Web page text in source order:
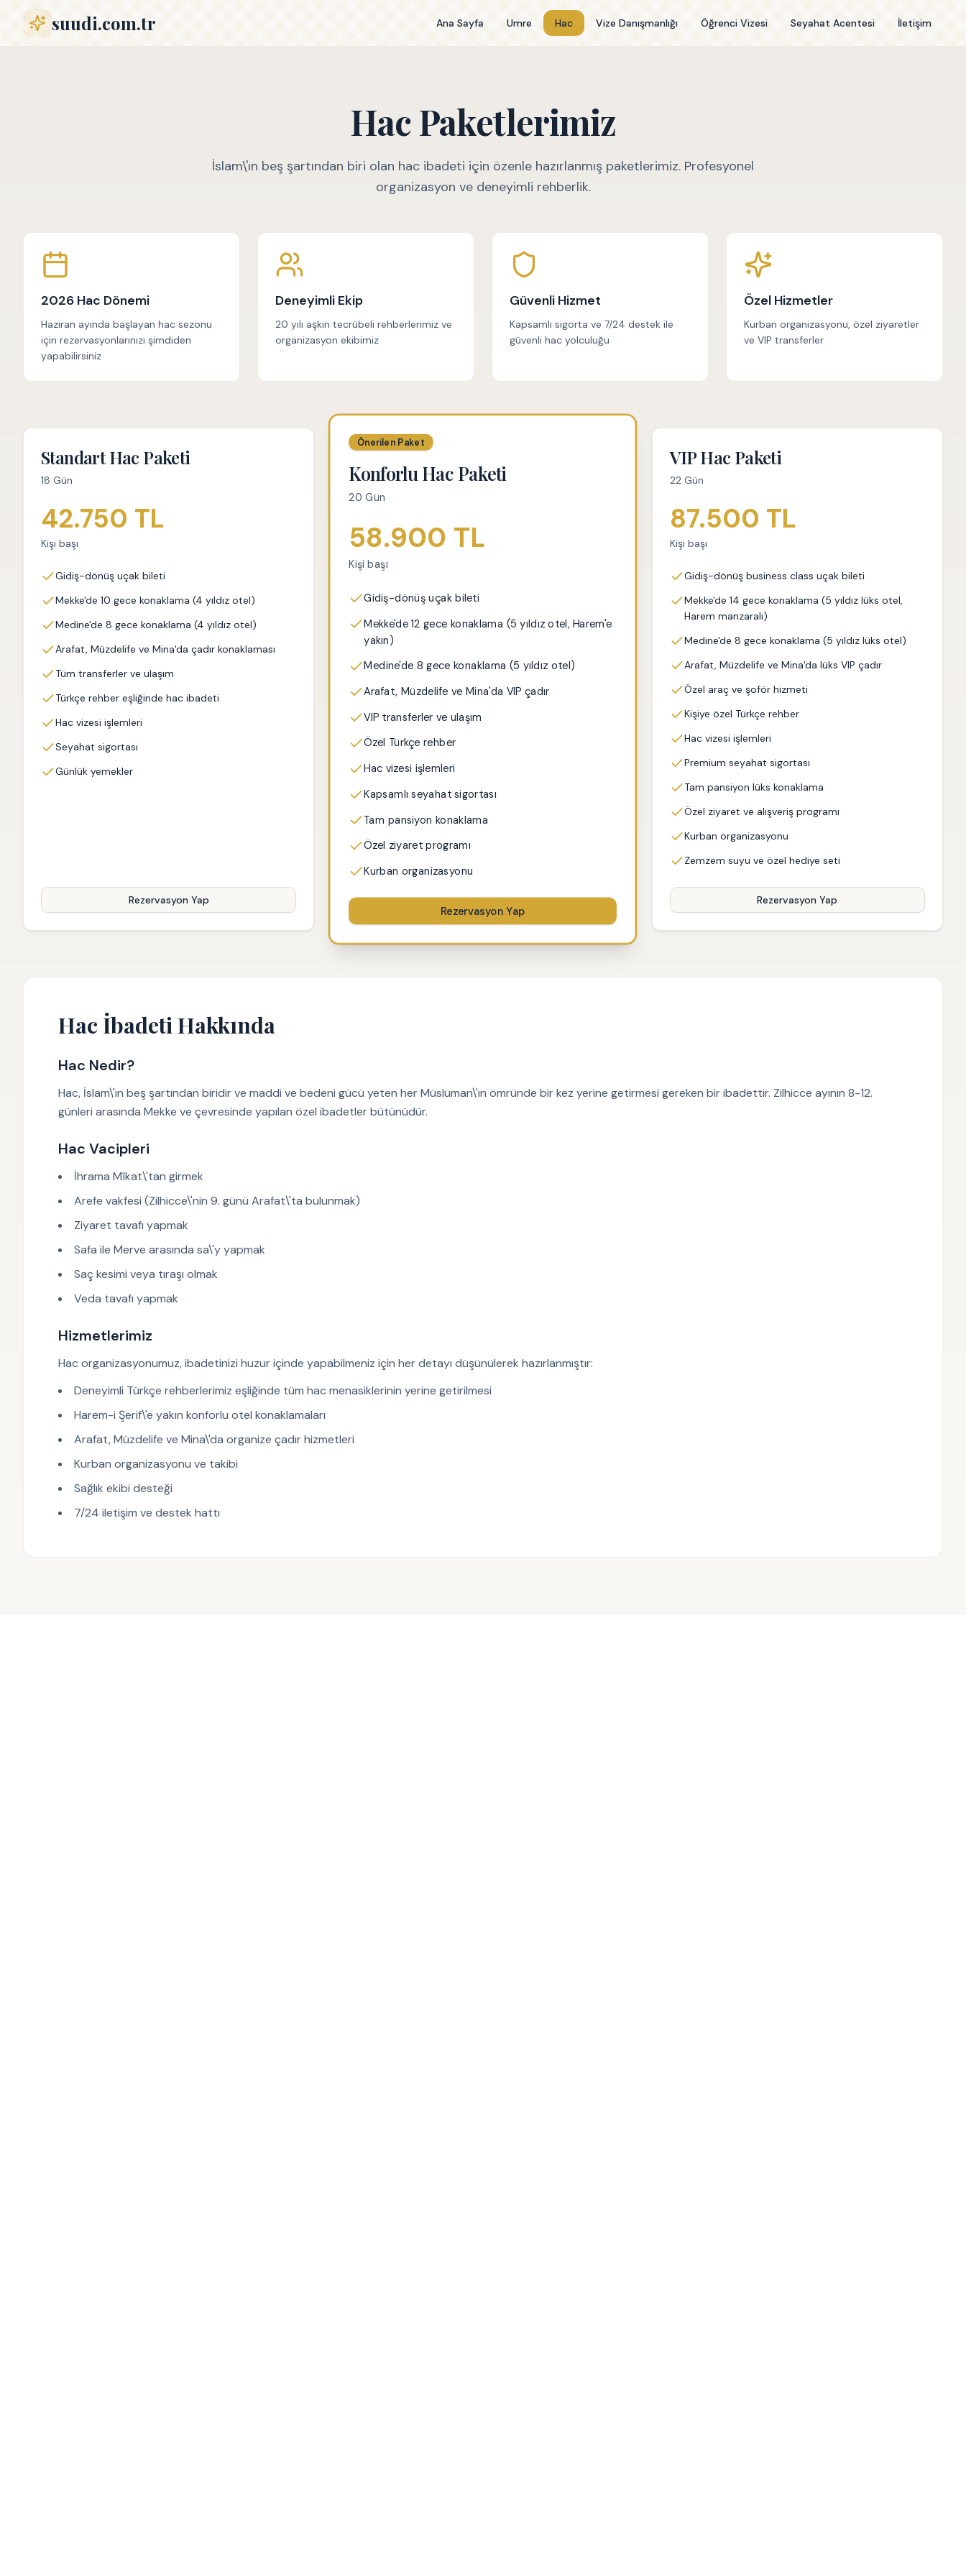
suudi.com.tr Ana Sayfa Umre Hac Vize Danışmanlığı Öğrenci Vizesi Seyahat Acentesi İletişim
Hac Paketlerimiz
İslam\'ın beş şartından biri olan hac ibadeti için özenle hazırlanmış paketlerimiz. Profesyonel
organizasyon ve deneyimli rehberlik.
2026 Hac Dönemi
Haziran ayında başlayan hac sezonu
için rezervasyonlarınızı şimdiden
yapabilirsiniz
Deneyimli Ekip
20 yılı aşkın tecrübeli rehberlerimiz ve
organizasyon ekibimiz
Güvenli Hizmet
Kapsamlı sigorta ve 7/24 destek ile
güvenli hac yolculuğu
Özel Hizmetler
Kurban organizasyonu, özel ziyaretler
ve VIP transferler
Standart Hac Paketi
18 Gün
42.750 TL
Kişi başı
Gidiş-dönüş uçak bileti
Mekke'de 10 gece konaklama (4 yıldız otel)
Medine'de 8 gece konaklama (4 yıldız otel)
Arafat, Müzdelife ve Mina'da çadır konaklaması
Tüm transferler ve ulaşım
Türkçe rehber eşliğinde hac ibadeti
Hac vizesi işlemleri
Seyahat sigortası
Günlük yemekler
Rezervasyon Yap
Önerilen Paket
Konforlu Hac Paketi
20 Gün
58.900 TL
Kişi başı
Gidiş-dönüş uçak bileti
Mekke'de 12 gece konaklama (5 yıldız otel, Harem'e
yakın)
Medine'de 8 gece konaklama (5 yıldız otel)
Arafat, Müzdelife ve Mina'da VIP çadır
VIP transferler ve ulaşım
Özel Türkçe rehber
Hac vizesi işlemleri
Kapsamlı seyahat sigortası
Tam pansiyon konaklama
Özel ziyaret programı
Kurban organizasyonu
Rezervasyon Yap
VIP Hac Paketi
22 Gün
87.500 TL
Kişi başı
Gidiş-dönüş business class uçak bileti
Mekke'de 14 gece konaklama (5 yıldız lüks otel,
Harem manzaralı)
Medine'de 8 gece konaklama (5 yıldız lüks otel)
Arafat, Müzdelife ve Mina'da lüks VIP çadır
Özel araç ve şoför hizmeti
Kişiye özel Türkçe rehber
Hac vizesi işlemleri
Premium seyahat sigortası
Tam pansiyon lüks konaklama
Özel ziyaret ve alışveriş programı
Kurban organizasyonu
Zemzem suyu ve özel hediye seti
Rezervasyon Yap
Hac İbadeti Hakkında
Hac Nedir?
Hac, İslam\'ın beş şartından biridir ve maddi ve bedeni gücü yeten her Müslüman\'ın ömründe bir kez yerine getirmesi gereken bir ibadettir. Zilhicce ayının 8-12.
günleri arasında Mekke ve çevresinde yapılan özel ibadetler bütünüdür.
Hac Vacipleri
İhrama Mîkat\'tan girmek
Arefe vakfesi (Zilhicce\'nin 9. günü Arafat\'ta bulunmak)
Ziyaret tavafı yapmak
Safa ile Merve arasında sa\'y yapmak
Saç kesimi veya tıraşı olmak
Veda tavafı yapmak
Hizmetlerimiz
Hac organizasyonumuz, ibadetinizi huzur içinde yapabilmeniz için her detayı düşünülerek hazırlanmıştır:
Deneyimli Türkçe rehberlerimiz eşliğinde tüm hac menasiklerinin yerine getirilmesi
Harem-i Şerif\'e yakın konforlu otel konaklamaları
Arafat, Müzdelife ve Mina\'da organize çadır hizmetleri
Kurban organizasyonu ve takibi
Sağlık ekibi desteği
7/24 iletişim ve destek hattı